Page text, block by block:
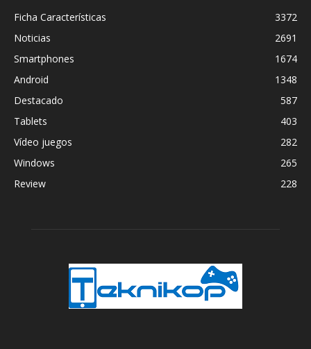
Ficha Características
3372
Noticias
2691
Smartphones
1674
Android
1348
Destacado
587
Tablets
403
Vídeo juegos
282
Windows
265
Review
228